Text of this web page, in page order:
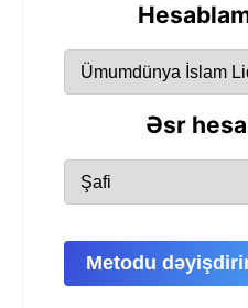
Əsr
Metodu